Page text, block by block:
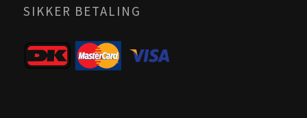
SIKKER BETALING